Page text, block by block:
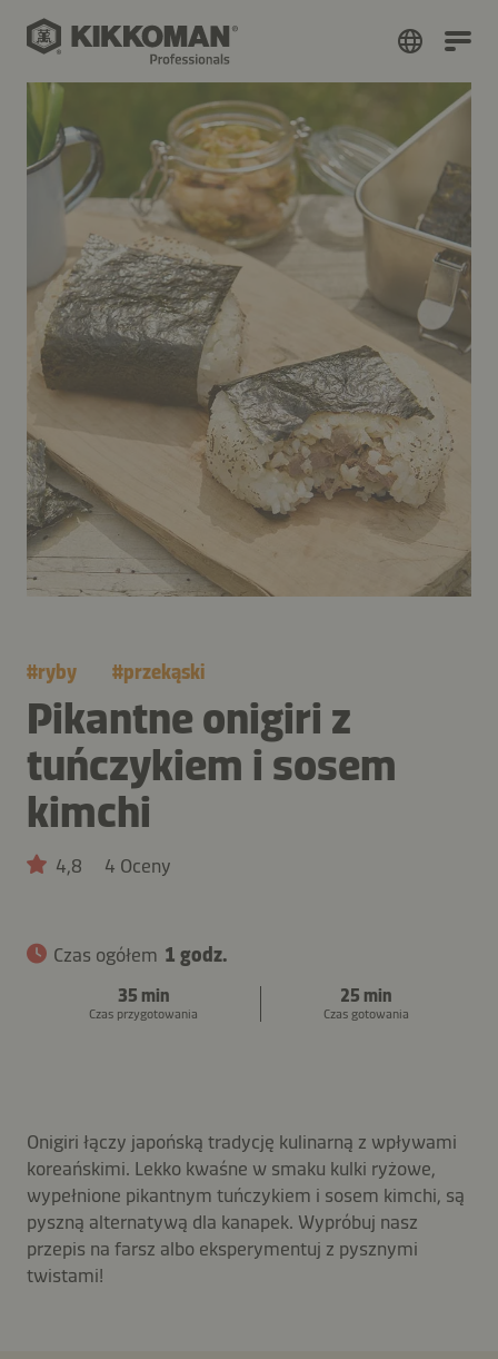
#ryby #przekąski
Pikantne onigiri z
tuńczykiem i sosem
kimchi
4,8 4 Oceny
Czas ogółem 1 godz.
35 min
Czas przygotowania
25 min
Czas gotowania
Onigiri łączy japońską tradycję kulinarną z wpływami
koreańskimi. Lekko kwaśne w smaku kulki ryżowe,
wypełnione pikantnym tuńczykiem i sosem kimchi, są
pyszną alternatywą dla kanapek. Wypróbuj nasz
przepis na farsz albo eksperymentuj z pysznymi
twistami!